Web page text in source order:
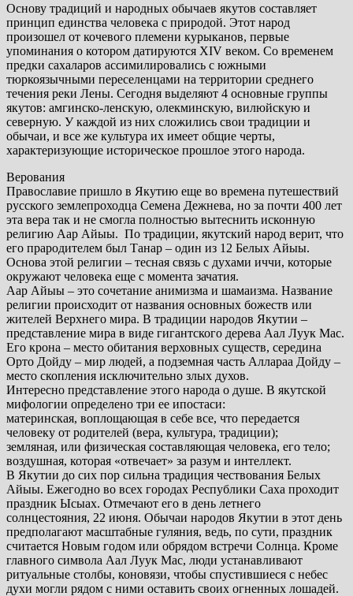
Основу традиций и народных обычаев якутов составляет
принцип единства человека с природой. Этот народ
произошел от кочевого племени курыканов, первые
упоминания о котором датируются XIV веком. Со временем
предки сахаларов ассимилировались с южными
тюркоязычными переселенцами на территории среднего
течения реки Лены. Сегодня выделяют 4 основные группы
якутов: амгинско-ленскую, олекминскую, вилюйскую и
северную. У каждой из них сложились свои традиции и
обычаи, и все же культура их имеет общие черты,
характеризующие историческое прошлое этого народа.
Верования
Православие пришло в Якутию еще во времена путешествий
русского землепроходца Семена Дежнева, но за почти 400 лет
эта вера так и не смогла полностью вытеснить исконную
религию Аар Айыы. По традиции, якутский народ верит, что
его прародителем был Танар – один из 12 Белых Айыы.
Основа этой религии – тесная связь с духами иччи, которые
окружают человека еще с момента зачатия.
Аар Айыы – это сочетание анимизма и шамаизма. Название
религии происходит от названия основных божеств или
жителей Верхнего мира. В традиции народов Якутии –
представление мира в виде гигантского дерева Аал Луук Мас.
Его крона – место обитания верховных существ, середина
Орто Дойду – мир людей, а подземная часть Аллараа Дойду –
место скопления исключительно злых духов.
Интересно представление этого народа о душе. В якутской
мифологии определено три ее ипостаси:
материнская, воплощающая в себе все, что передается
человеку от родителей (вера, культура, традиции);
земляная, или физическая составляющая человека, его тело;
воздушная, которая «отвечает» за разум и интеллект.
В Якутии до сих пор сильна традиция чествования Белых
Айыы. Ежегодно во всех городах Республики Саха проходит
праздник Ысыах. Отмечают его в день летнего
солнцестояния, 22 июня. Обычаи народов Якутии в этот день
предполагают масштабные гуляния, ведь, по сути, праздник
считается Новым годом или обрядом встречи Солнца. Кроме
главного символа Аал Луук Мас, люди устанавливают
ритуальные столбы, коновязи, чтобы спустившиеся с небес
духи могли рядом с ними оставить своих огненных лошадей.